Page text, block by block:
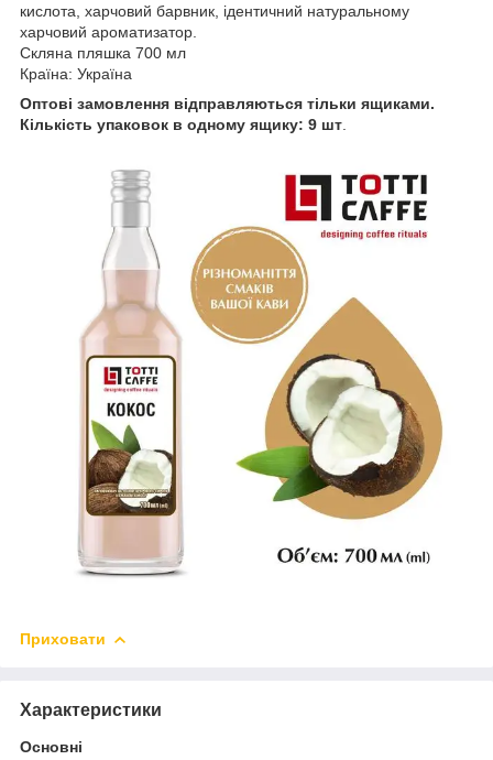
кислота, харчовий барвник, ідентичний натуральному
харчовий ароматизатор.
Скляна пляшка 700 мл
Країна: Україна
Оптові замовлення відправляються тільки ящиками.
Кількість упаковок в одному ящику: 9 шт
Приховати
Характеристики
Основні